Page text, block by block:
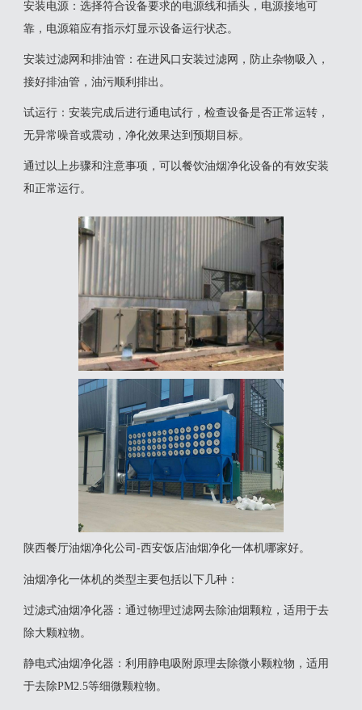
‌安装电源‌：选择符合设备要求的电源线和插头，电源接地可
靠，电源箱应有指示灯显示设备运行状态‌。
‌安装过滤网和排油管‌：在进风口安装过滤网，防止杂物吸入，
接好排油管，油污顺利排出‌。
‌试运行‌：安装完成后进行通电试行，检查设备是否正常运转，
无异常噪音或震动，净化效果达到预期目标‌。
通过以上步骤和注意事项，可以餐饮油烟净化设备的有效安装
和正常运行。
陕西餐厅油烟净化公司-西安饭店油烟净化一体机哪家好。
油烟净化一体机的类型主要包括以下几种：
‌过滤式油烟净化器‌：通过物理过滤网去除油烟颗粒，适用于去
除大颗粒物。
‌静电式油烟净化器‌：利用静电吸附原理去除微小颗粒物，适用
于去除PM2.5等细微颗粒物。